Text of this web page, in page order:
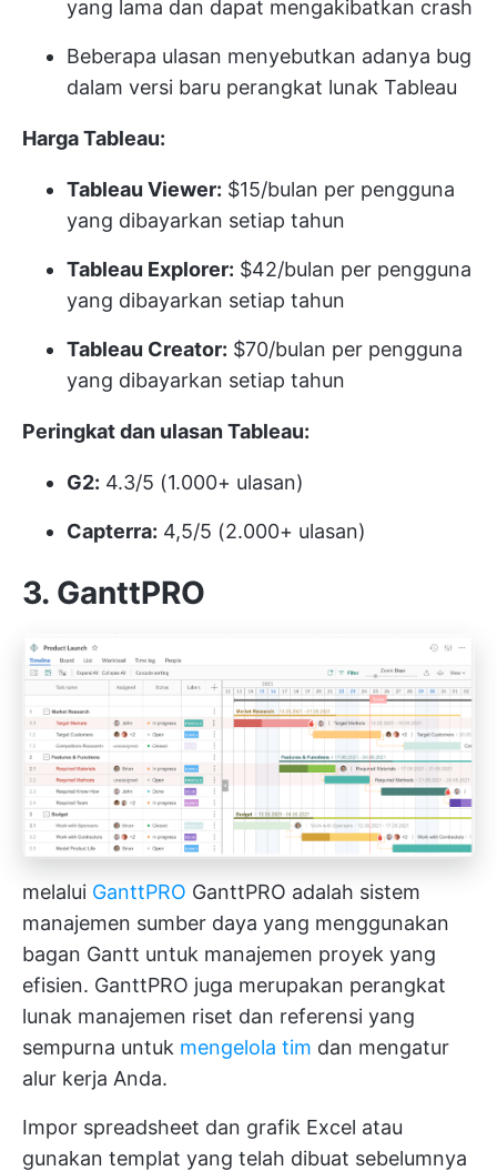
yang lama dan dapat mengakibatkan crash
Beberapa ulasan menyebutkan adanya bug
dalam versi baru perangkat lunak Tableau
Harga Tableau:
Tableau Viewer: $15/bulan per pengguna
yang dibayarkan setiap tahun
Tableau Explorer: $42/bulan per pengguna
yang dibayarkan setiap tahun
Tableau Creator: $70/bulan per pengguna
yang dibayarkan setiap tahun
Peringkat dan ulasan Tableau:
G2: 4.3/5 (1.000+ ulasan)
Capterra: 4,5/5 (2.000+ ulasan)
3. GanttPRO
melalui GanttPRO GanttPRO adalah sistem
manajemen sumber daya yang menggunakan
bagan Gantt untuk manajemen proyek yang
efisien. GanttPRO juga merupakan perangkat
lunak manajemen riset dan referensi yang
sempurna untuk mengelola tim dan mengatur
alur kerja Anda.
Impor spreadsheet dan grafik Excel atau
gunakan templat yang telah dibuat sebelumnya